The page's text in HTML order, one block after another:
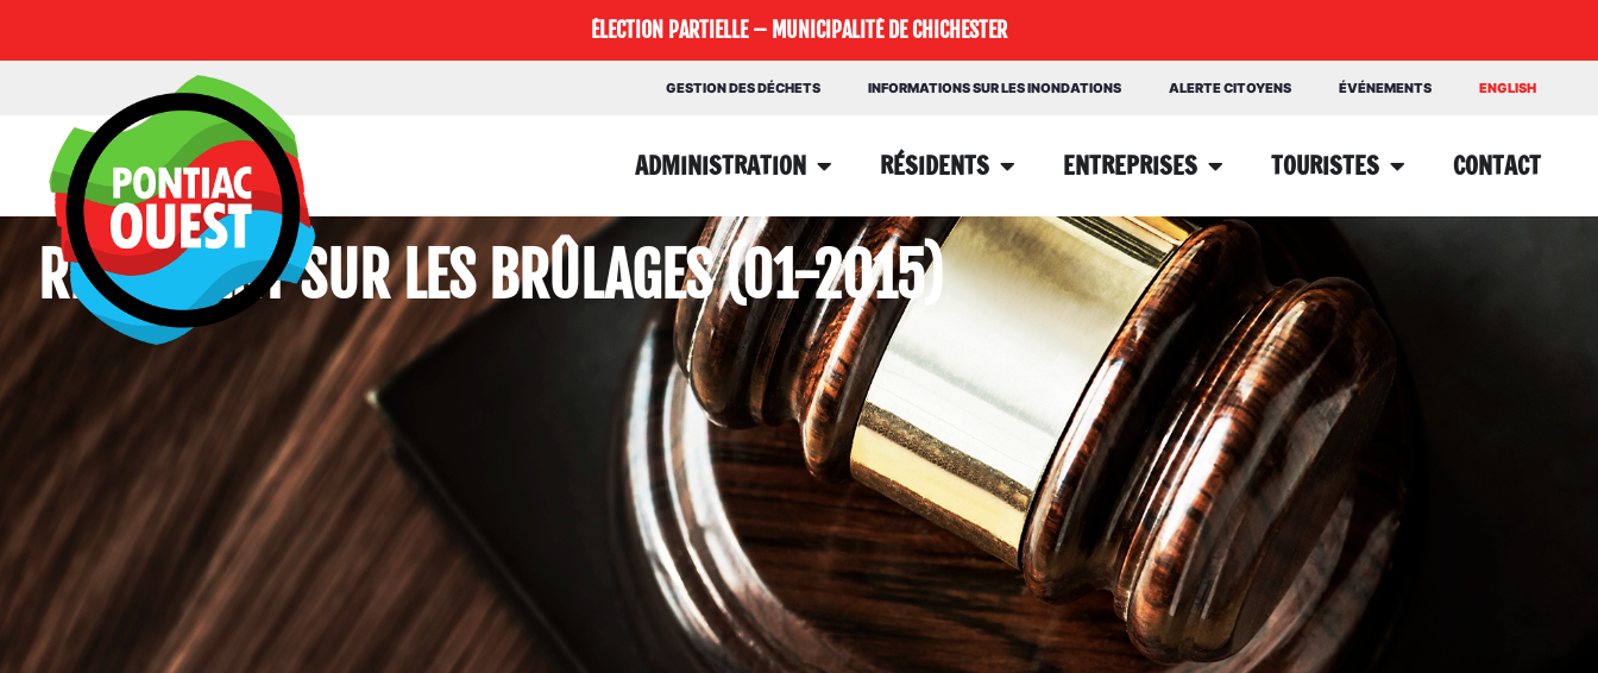
ÉLECTION PARTIELLE – MUNICIPALITÉ DE CHICHESTER
GESTION DES DÉCHETS INFORMATIONS SUR LES INONDATIONS ALERTE CITOYENS ÉVÉNEMENTS ENGLISH
ADMINISTRATION RÉSIDENTS ENTREPRISES TOURISTES CONTACT
RÈGLEMENT SUR LES BRÛLAGES (01-2015)